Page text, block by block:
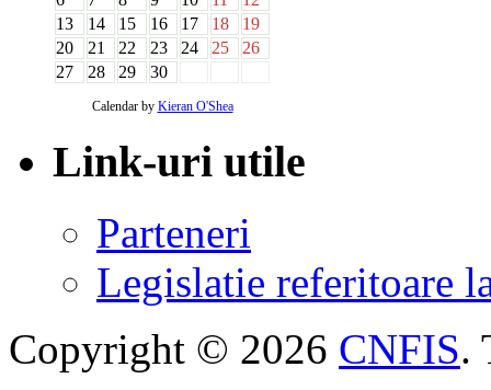
13
14 15 16 17 18
19
20
21 22 23 24 25
26
27
28 29 30
Calendar by Kieran O'Shea
Link-uri utile
Parteneri
Legislatie referitoare
Copyright © 2026 CNFIS.